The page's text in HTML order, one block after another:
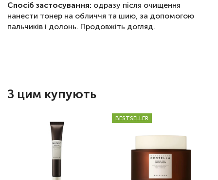
Спосіб застосування: одразу після очищення
нанести тонер на обличчя та шию, за допомогою
пальчиків і долонь. Продовжіть догляд.
З цим купують
BESTSELLER